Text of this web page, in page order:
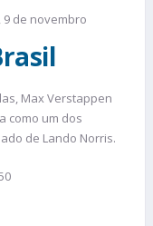
9 de novembro
Max Verstappen
como um dos
de Lando Norris.